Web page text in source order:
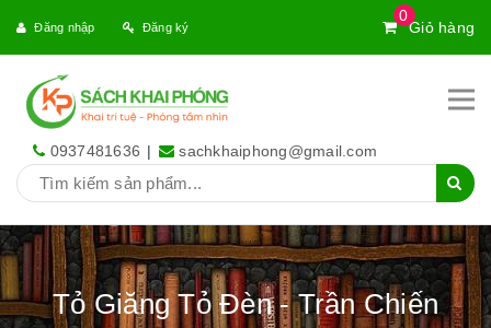
0
Giỏ hàng
Đăng nhập Đăng ký
0937481636 | sachkhaiphong@gmail.com
Tỏ Giăng Tỏ Đèn - Trần Chiến